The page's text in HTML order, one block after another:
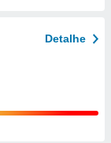
Detalhe